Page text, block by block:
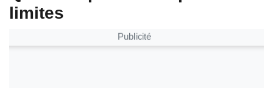
limites
Publicité